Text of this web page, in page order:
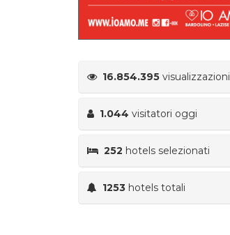
16.854.395 visualizzazioni
1.044 visitatori oggi
252 hotels selezionati
1253 hotels totali